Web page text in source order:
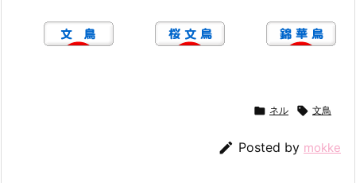
 ネル  文鳥
 Posted by mokke